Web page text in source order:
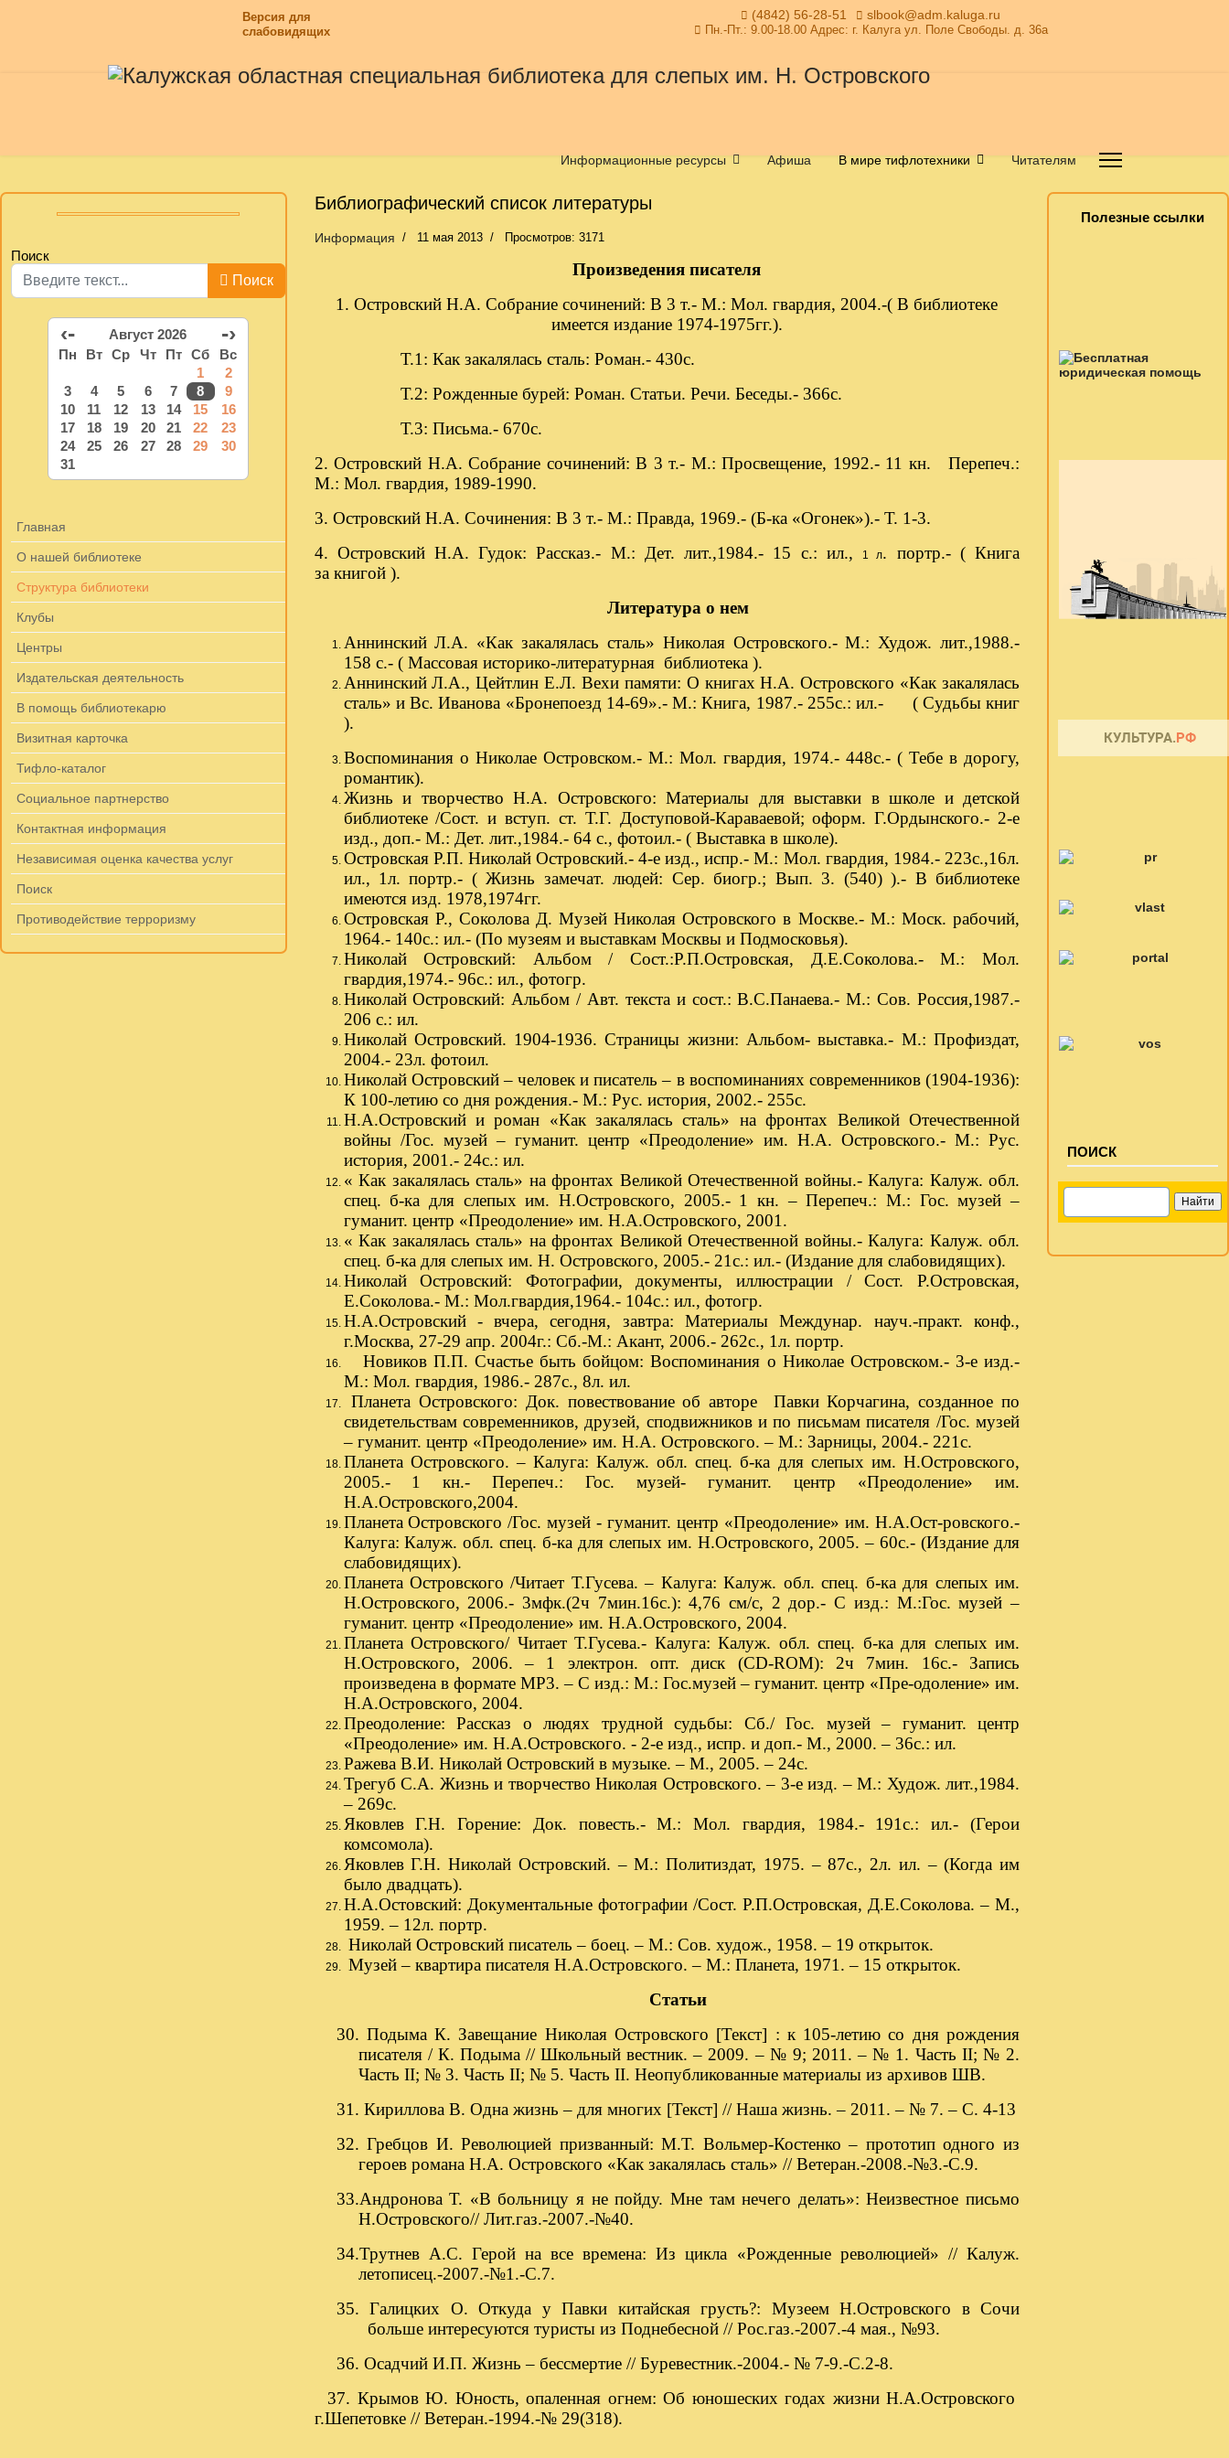
Версия для
слабовидящих
(4842) 56-28-51 slbook@adm.kaluga.ru
Пн.-Пт.: 9.00-18.00 Адрес: г. Калуга ул. Поле Свободы. д. 36а
Информационные ресурсы Афиша В мире тифлотехники Читателям
Поиск
Поиск
‹- Август 2026 -›
Пн Вт Ср Чт Пт Сб
Вс
1
2
3
4 5 6 7 8
9
10
11 12 13 14 15
16
17
18 19 20 21 22
23
24
25 26 27 28 29
30
31
Главная
О нашей библиотеке
Структура библиотеки
Клубы
Центры
Издательская деятельность
В помощь библиотекарю
Визитная карточка
Тифло-каталог
Социальное партнерство
Контактная информация
Независимая оценка качества услуг
Поиск
Противодействие терроризму
Библиографический список литературы
Информация 11 мая 2013 Просмотров: 3171
Произведения писателя
1. Островский Н.А. Собрание сочинений: В 3 т.- М.: Мол. гвардия, 2004.-( В библиотеке
имеется издание 1974-1975гг.).
Т.1: Как закалялась сталь: Роман.- 430с.
Т.2: Рожденные бурей: Роман. Статьи. Речи. Беседы.- 366с.
Т.3: Письма.- 670с.
2. Островский Н.А. Собрание сочинений: В 3 т.- М.: Просвещение, 1992.- 11 кн.
Перепеч.:
М.: Мол. гвардия, 1989-1990.
3. Островский Н.А. Сочинения: В 3 т.- М.: Правда, 1969.- (Б-ка «Огонек»).- Т. 1-3.
4. Островский Н.А. Гудок: Рассказ.- М.: Дет. лит.,1984.- 15 с.: ил.,
1 л. портр.- ( Книга
закнигой ).
Литература о нем
Аннинский Л.А. «Как закалялась сталь» Николая Островского.- М.: Худож. лит.,1988.-
158 с.- ( Массовая историко-литературная библиотека ).
Аннинский Л.А., Цейтлин Е.Л. Вехи памяти: О книгах Н.А. Островского «Как закалялась
сталь» и Вс. Иванова «Бронепоезд 14-69».- М.: Книга, 1987.- 255с.: ил.- ( Судьбы книг
).
Воспоминания о Николае Островском.- М.: Мол. гвардия, 1974.- 448с.- ( Тебе в дорогу,
романтик).
Жизнь и творчество Н.А. Островского: Материалы для выставки в школе и детской
библиотеке /Сост. и вступ. ст. Т.Г. Доступовой-Караваевой; оформ. Г.Ордынского.- 2-е
изд., доп.- М.: Дет. лит.,1984.- 64 с., фотоил.- ( Выставка в школе).
Островская Р.П. Николай Островский.- 4-е изд., испр.- М.: Мол. гвардия, 1984.- 223с.,16л.
ил., 1л. портр.- ( Жизнь замечат. людей: Сер. биогр.; Вып. 3. (540) ).- В библиотеке
имеются изд. 1978,1974гг.
Островская Р., Соколова Д. Музей Николая Островского в Москве.- М.: Моск. рабочий,
1964.- 140с.: ил.- (По музеям и выставкам Москвы и Подмосковья).
Николай Островский: Альбом / Сост.:Р.П.Островская, Д.Е.Соколова.- М.: Мол.
гвардия,1974.- 96с.: ил., фотогр.
Николай Островский: Альбом / Авт. текста и сост.: В.С.Панаева.- М.: Сов. Россия,1987.-
206 с.: ил.
Николай Островский. 1904-1936. Страницы жизни: Альбом- выставка.- М.: Профиздат,
2004.- 23л. фотоил.
Николай Островский – человек и писатель – в воспоминаниях современников (1904-1936):
К 100-летию со дня рождения.- М.: Рус. история, 2002.- 255с.
Н.А.Островский и роман «Как закалялась сталь» на фронтах Великой Отечественной
войны /Гос. музей – гуманит. центр «Преодоление» им. Н.А. Островского.- М.: Рус.
история, 2001.- 24с.: ил.
« Как закалялась сталь» на фронтах Великой Отечественной войны.- Калуга: Калуж. обл.
спец. б-ка для слепых им. Н.Островского, 2005.- 1 кн. – Перепеч.: М.: Гос. музей –
гуманит. центр «Преодоление» им. Н.А.Островского, 2001.
« Как закалялась сталь» на фронтах Великой Отечественной войны.- Калуга: Калуж. обл.
спец. б-ка для слепых им. Н. Островского, 2005.- 21с.: ил.- (Издание для слабовидящих).
Николай Островский: Фотографии, документы, иллюстрации / Сост. Р.Островская,
Е.Соколова.- М.: Мол.гвардия,1964.- 104с.: ил., фотогр.
Н.А.Островский - вчера, сегодня, завтра: Материалы Междунар. науч.-практ. конф.,
г.Москва, 27-29 апр. 2004г.: Сб.-М.: Акант, 2006.- 262с., 1л. портр.
Новиков П.П. Счастье быть бойцом: Воспоминания о Николае Островском.- 3-е изд.-
М.: Мол. гвардия, 1986.- 287с., 8л. ил.
Планета Островского: Док. повествование об авторе Павки Корчагина, созданное по
свидетельствам современников, друзей, сподвижников и по письмам писателя /Гос. музей
– гуманит. центр «Преодоление» им. Н.А. Островского. – М.: Зарницы, 2004.- 221с.
Планета Островского. – Калуга: Калуж. обл. спец. б-ка для слепых им. Н.Островского,
2005.- 1 кн.- Перепеч.: Гос. музей- гуманит. центр «Преодоление» им.
Н.А.Островского,2004.
Планета Островского /Гос. музей - гуманит. центр «Преодоление» им. Н.А.Ост-ровского.-
Калуга: Калуж. обл. спец. б-ка для слепых им. Н.Островского, 2005. – 60с.- (Издание для
слабовидящих).
Планета Островского /Читает Т.Гусева. – Калуга: Калуж. обл. спец. б-ка для слепых им.
Н.Островского, 2006.- 3мфк.(2ч 7мин.16с.): 4,76 см/с, 2 дор.- С изд.: М.:Гос. музей –
гуманит. центр «Преодоление» им. Н.А.Островского, 2004.
Планета Островского/ Читает Т.Гусева.- Калуга: Калуж. обл. спец. б-ка для слепых им.
Н.Островского, 2006. – 1 электрон. опт. диск (СD-ROM): 2ч 7мин. 16с.- Запись
произведена в формате МР3. – С изд.: М.: Гос.музей – гуманит. центр «Пре-одоление» им.
Н.А.Островского, 2004.
Преодоление: Рассказ о людях трудной судьбы: Сб./ Гос. музей – гуманит. центр
«Преодоление» им. Н.А.Островского. - 2-е изд., испр. и доп.- М., 2000. – 36с.: ил.
Ражева В.И. Николай Островский в музыке. – М., 2005. – 24с.
Трегуб С.А. Жизнь и творчество Николая Островского. – 3-е изд. – М.: Худож. лит.,1984.
– 269с.
Яковлев Г.Н. Горение: Док. повесть.- М.: Мол. гвардия, 1984.- 191с.: ил.- (Герои
комсомола).
Яковлев Г.Н. Николай Островский. – М.: Политиздат, 1975. – 87с., 2л. ил. – (Когда им
было двадцать).
Н.А.Остовский: Документальные фотографии /Сост. Р.П.Островская, Д.Е.Соколова. – М.,
1959. – 12л. портр.
Николай Островский писатель – боец. – М.: Сов. худож., 1958. – 19 открыток.
Музей – квартира писателя Н.А.Островского. – М.: Планета, 1971. – 15 открыток.
Статьи
30. Подыма К. Завещание Николая Островского [Текст] : к 105-летию со дня рождения
писателя / К. Подыма // Школьный вестник. – 2009. – № 9; 2011. – № 1. Часть II; № 2.
Часть II; № 3. Часть II; № 5. Часть II. Неопубликованные материалы из архивов ШВ.
31. Кириллова В. Одна жизнь – для многих [Текст] // Наша жизнь. – 2011. – № 7. – С. 4-13
32. Гребцов И. Революцией призванный: М.Т. Вольмер-Костенко – прототип одного из
героев романа Н.А. Островского «Как закалялась сталь» // Ветеран.-2008.-№3.-С.9.
33.Андронова Т. «В больницу я не пойду. Мне там нечего делать»: Неизвестное письмо
Н.Островского// Лит.газ.-2007.-№40.
34.Трутнев А.С. Герой на все времена: Из цикла «Рожденные революцией» // Калуж.
летописец.-2007.-№1.-С.7.
35. Галицких О. Откуда у Павки китайская грусть?: Музеем Н.Островского в Сочи
больше интересуются туристы из Поднебесной // Рос.газ.-2007.-4 мая., №93.
36. Осадчий И.П. Жизнь – бессмертие // Буревестник.-2004.- № 7-9.-С.2-8.
37. Крымов Ю. Юность, опаленная огнем: Об юношеских годах жизни Н.А.Островского
г.Шепетовке // Ветеран.-1994.-№ 29(318).
Полезные ссылки
ПОИСК